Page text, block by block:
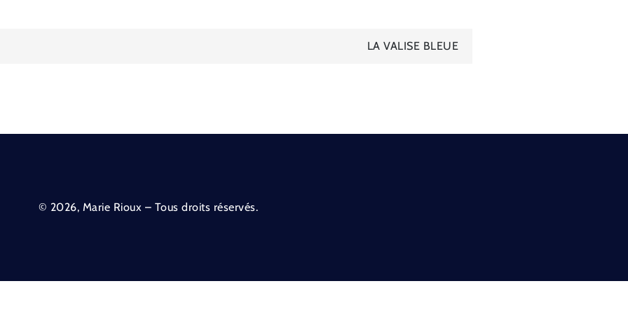
LA VALISE BLEUE
© 2026, Marie Rioux – Tous droits réservés.